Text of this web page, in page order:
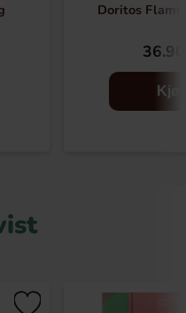
Doritos